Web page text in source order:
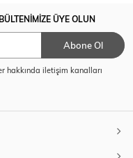
ÜYE OLUN
Abone Ol
hakkında iletişim kanalları